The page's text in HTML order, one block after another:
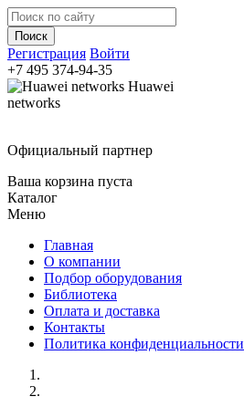
Регистрация Войти
+7 495 374-94-35
Huawei
networks
Официальный партнер
Ваша корзина пуста
Каталог
Меню
Главная
О компании
Подбор оборудования
Библиотека
Оплата и доставка
Контакты
Политика конфиденциальности